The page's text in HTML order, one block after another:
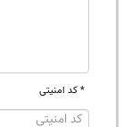
* کد امنیتی